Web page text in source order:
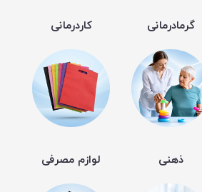
گرمادرمانی کاردرمانی
ذهنی لوازم مصرفی